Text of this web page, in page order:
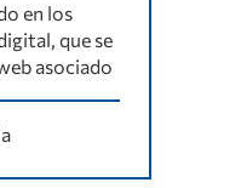
en los
que se
asociado